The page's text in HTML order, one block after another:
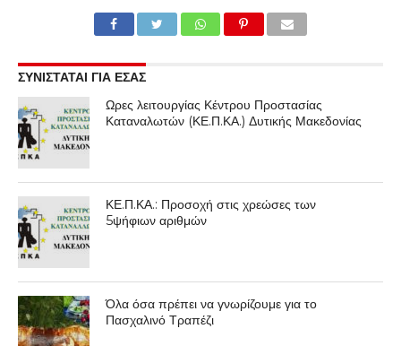
ΣΥΝΙΣΤΑΤΑΙ ΓΙΑ ΕΣΑΣ
Ωρες λειτουργίας Κέντρου Προστασίας
Καταναλωτών (ΚΕ.Π.ΚΑ.) Δυτικής Μακεδονίας
ΚΕ.Π.ΚΑ.: Προσοχή στις χρεώσες των
5ψήφιων αριθμών
Όλα όσα πρέπει να γνωρίζουμε για το
Πασχαλινό Τραπέζι